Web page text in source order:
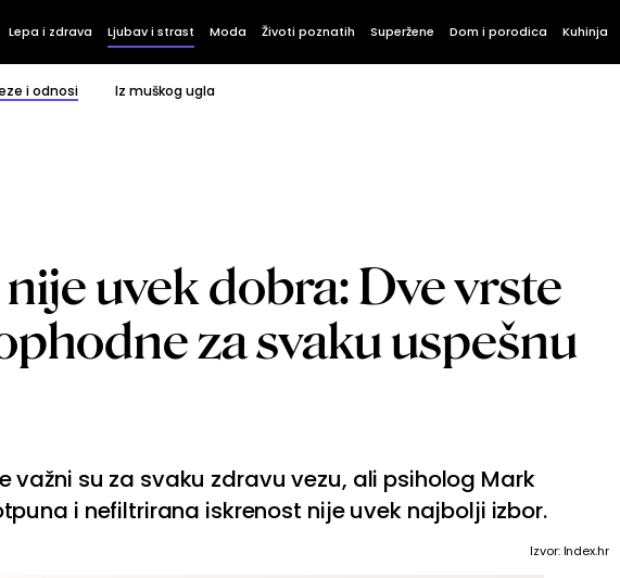
Lepa i zdrava Ljubav i strast Moda Životi poznatih Superžene Dom i porodica Kuhinja
i odnosi Iz muškog ugla
uvek dobra: Dve vrste
za svaku uspešnu
važni su za svaku zdravu vezu, ali psiholog Mark
i nefiltrirana iskrenost nije uvek najbolji izbor.
Izvor: Index.hr